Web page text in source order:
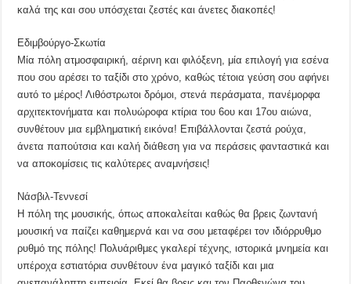
καλά της και σου υπόσχεται ζεστές και άνετες διακοπές!
Εδιμβούργο-Σκωτία
Μία πόλη ατμοσφαιρική, αέρινη και φιλόξενη, μία επιλογή για εσένα
που σου αρέσει το ταξίδι στο χρόνο, καθώς τέτοια γεύση σου αφήνει
αυτό το μέρος! Λιθόστρωτοι δρόμοι, στενά περάσματα, πανέμορφα
αρχιτεκτονήματα και πολυώροφα κτίρια του 6ου και 17ου αιώνα,
συνθέτουν μια εμβληματική εικόνα! Επιβάλλονται ζεστά ρούχα,
άνετα παπούτσια και καλή διάθεση για να περάσεις φανταστικά και
να αποκομίσεις τις καλύτερες αναμνήσεις!
Νάσβιλ-Τεννεσί
Η πόλη της μουσικής, όπως αποκαλείται καθώς θα βρεις ζωντανή
μουσική να παίζει καθημερνά και να σου μεταφέρει τον ιδιόρρυθμο
ρυθμό της πόλης! Πολυάριθμες γκαλερί τέχνης, ιστορικά μνημεία και
υπέροχα εστιατόρια συνθέτουν ένα μαγικό ταξίδι και μια